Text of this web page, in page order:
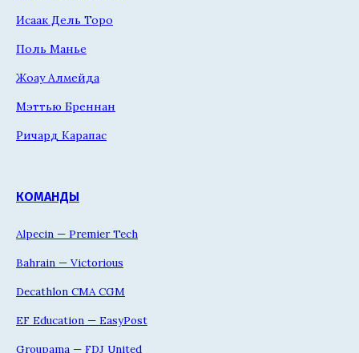
Исаак Дель Торо
Поль Манье
Жоау Алмейда
Мэттью Бреннан
Ричард Карапас
КОМАНДЫ
Alpecin — Premier Tech
Bahrain — Victorious
Decathlon CMA CGM
EF Education — EasyPost
Groupama — FDJ United